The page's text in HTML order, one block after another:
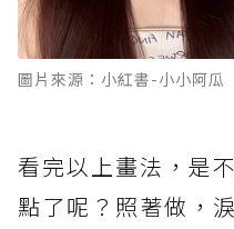
圖片來源：小紅書-小小阿瓜
看完以上畫法，是
點了呢？照著做，